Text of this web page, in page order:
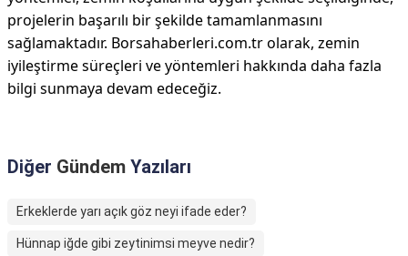
projelerin başarılı bir şekilde tamamlanmasını
sağlamaktadır. Borsahaberleri.com.tr olarak, zemin
iyileştirme süreçleri ve yöntemleri hakkında daha fazla
bilgi sunmaya devam edeceğiz.
Diğer Gündem Yazıları
Erkeklerde yarı açık göz neyi ifade eder?
Hünnap iğde gibi zeytinimsi meyve nedir?